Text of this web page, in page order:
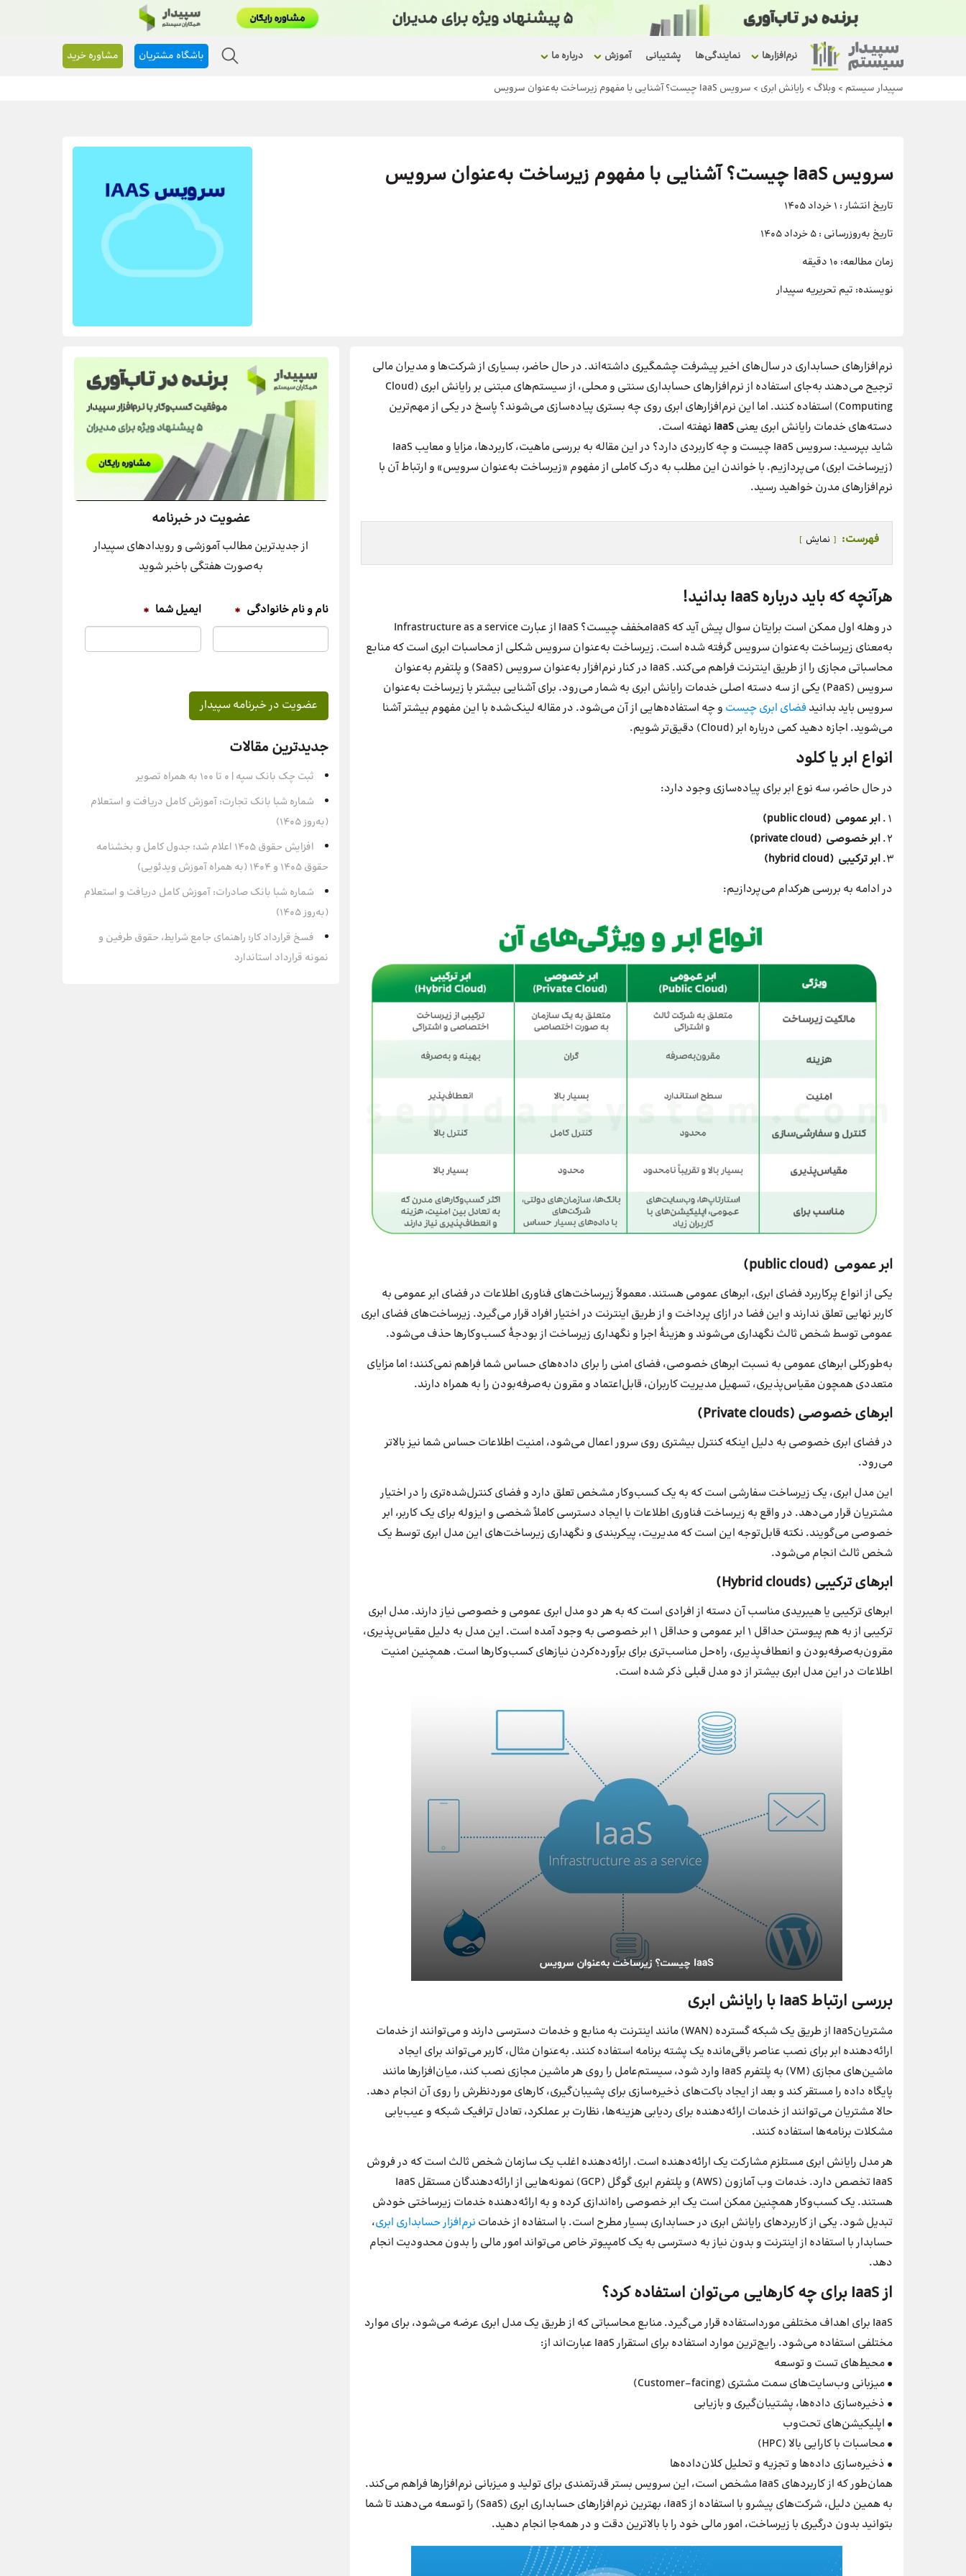
باشگاه مشتریان مشاوره خرید نرم‌افزارها نمایندگی‌ها پشتیبانی آموزش درباره ما
سپیدار سیستم > وبلاگ > رایانش ابری > سرویس IaaS چیست؟ آشنایی با مفهوم زیرساخت به‌عنوان سرویس
سرویس IaaS چیست؟ آشنایی با مفهوم زیرساخت به‌عنوان سرویس
تاریخ انتشار : 1 خرداد 1405
تاریخ به‌روزرسانی : 5 خرداد 1405
زمان مطالعه: 10 دقیقه
نویسنده: تیم تحریریه سپیدار
نرم‌افزارهای حسابداری در سال‌های اخیر پیشرفت چشمگیری داشته‌اند. در حال حاضر، بسیاری از شرکت‌ها و مدیران مالی
ترجیح می‌دهند به‌جای استفاده از نرم‌افزارهای حسابداری سنتی و محلی، از سیستم‌های مبتنی بر رایانش ابری (Cloud
Computing) استفاده کنند. اما این نرم‌افزارهای ابری روی چه بستری پیاده‌سازی می‌شوند؟ پاسخ در یکی از مهم‌ترین
دسته‌های خدمات رایانش ابری یعنیIaaS نهفته است.
شاید بپرسید: سرویس IaaS چیست و چه کاربردی دارد؟ در این مقاله به بررسی ماهیت، کاربردها، مزایا و معایب IaaS
(زیرساخت ابری) می‌پردازیم. با خواندن این مطلب به درک کاملی از مفهوم «زیرساخت به‌عنوان سرویس» و ارتباط آن با
نرم‌افزارهای مدرن خواهید رسید.
فهرست: نمایش
هرآنچه که باید درباره IaaS بدانید!
به‌معنای زیرساخت به‌عنوان سرویس گرفته شده است. زیرساخت به‌عنوان سرویس شکلی از محاسبات ابری است که منابع
محاسباتی مجازی را از طریق اینترنت فراهم می‌کند. IaaS در کنار نرم‌افزار به‌عنوان سرویس (SaaS) و پلتفرم به‌عنوان
سرویس (PaaS) یکی از سه دسته اصلی خدمات رایانش ابری به شمار می‌رود. برای آشنایی بیشتر با زیرساخت به‌عنوان
سرویس باید بدانید فضای ابری چیست و چه استفاده‌هایی از آن می‌شود. در مقاله لینک‌شده با این مفهوم بیشتر آشنا
می‌شوید. اجازه دهید کمی درباره ابر (Cloud) دقیق‌تر شویم.
انواع ابر یا کلود
در حال حاضر، سه نوع ابر برای پیاده‌سازی وجود دارد:
ابر عمومی (public cloud)
ابر خصوصی (private cloud)
ابر ترکیبی (hybrid cloud)
در ادامه به بررسی هرکدام می‌پردازیم:
ابر عمومی (public cloud)
یکی از انواع پرکاربرد فضای ابری، ابرهای عمومی هستند. معمولاً زیرساخت‌های فناوری اطلاعات در فضای ابر عمومی به
کاربر نهایی تعلق ندارند و این فضا در ازای پرداخت و از طریق اینترنت در اختیار افراد قرار می‌گیرد. زیرساخت‌های فضای ابری
عمومی توسط شخص ثالث نگهداری می‌شوند و هزینهٔ اجرا و نگهداری زیرساخت از بودجهٔ کسب‌وکارها حذف می‌شود.
به‌طورکلی ابرهای عمومی به نسبت ابرهای خصوصی، فضای امنی را برای داده‌های حساس شما فراهم نمی‌کنند؛ اما مزایای
متعددی همچون مقیاس‌پذیری، تسهیل مدیریت کاربران، قابل‌اعتماد و مقرون به‌صرفه‌بودن را به همراه دارند.
ابرهای خصوصی (Private clouds)
در فضای ابری خصوصی به دلیل اینکه کنترل بیشتری روی سرور اعمال می‌شود، امنیت اطلاعات حساس شما نیز بالاتر
می‌رود.
این مدل ابری، یک زیرساخت سفارشی است که به یک کسب‌وکار مشخص تعلق دارد و فضای کنترل‌شده‌تری را در اختیار
مشتریان قرار می‌دهد. در واقع به زیرساخت فناوری اطلاعات با ایجاد دسترسی کاملاً شخصی و ایزوله برای یک کاربر، ابر
خصوصی می‌گویند. نکته قابل‌توجه این است که مدیریت، پیکربندی و نگهداری زیرساخت‌های این مدل ابری توسط یک
شخص ثالث انجام می‌شود.
ابرهای ترکیبی (Hybrid clouds)
ابرهای ترکیبی یا هیبریدی مناسب آن دسته از افرادی است که به هر دو مدل ابری عمومی و خصوصی نیاز دارند. مدل ابری
ترکیبی از به هم پیوستن حداقل 1 ابر عمومی و حداقل 1 ابر خصوصی به وجود آمده است. این مدل به دلیل مقیاس‌پذیری،
مقرون‌به‌صرفه‌بودن و انعطاف‌پذیری، راه‌حل مناسب‌تری برای برآورده‌کردن نیازهای کسب‌وکارها است. همچنین امنیت
اطلاعات در این مدل ابری بیشتر از دو مدل قبلی ذکر شده است.
بررسی ارتباط IaaS با رایانش ابری
مشتریانIaaS از طریق یک شبکه گسترده (WAN) مانند اینترنت به منابع و خدمات دسترسی دارند و می‌توانند از خدمات
ارائه‌دهنده ابر برای نصب عناصر باقی‌مانده یک پشته برنامه استفاده کنند. به‌عنوان مثال، کاربر می‌تواند برای ایجاد
ماشین‌های مجازی (VM) به پلتفرم IaaS وارد شود، سیستم‌عامل را روی هر ماشین مجازی نصب کند، میان‌افزارها مانند
پایگاه داده را مستقر کند و بعد از ایجاد باکت‌های ذخیره‌سازی برای پشیبان‌گیری، کارهای موردنظرش را روی آن انجام دهد.
حالا مشتریان می‌توانند از خدمات ارائه‌دهنده برای ردیابی هزینه‌ها، نظارت بر عملکرد، تعادل ترافیک شبکه و عیب‌یابی
مشکلات برنامه‌ها استفاده کنند.
هر مدل رایانش ابری مستلزم مشارکت یک ارائه‌دهنده است. ارائه‌دهنده اغلب یک سازمان شخص ثالث است که در فروش
IaaS تخصص دارد. خدمات وب آمازون (AWS) و پلتفرم ابری گوگل (GCP) نمونه‌هایی از ارائه‌دهندگان مستقل IaaS
هستند. یک کسب‌وکار همچنین ممکن است یک ابر خصوصی راه‌اندازی کرده و به ارائه‌دهنده خدمات زیرساختی خودش
تبدیل شود. یکی از کاربردهای رایانش ابری در حسابداری بسیار مطرح است. با استفاده از خدمات نرم‌افزار حسابداری ابری،
حسابدار با استفاده از اینترنت و بدون نیاز به دسترسی به یک کامپیوتر خاص می‌تواند امور مالی را بدون محدودیت انجام
دهد.
از IaaS برای چه کارهایی می‌توان استفاده کرد؟
IaaS برای اهداف مختلفی مورداستفاده قرار می‌گیرد. منابع محاسباتی که از طریق یک مدل ابری عرضه می‌شود، برای موارد
مختلفی استفاده می‌شود. رایج‌ترین موارد استفاده برای استقرار IaaS عبارت‌اند از:
• محیط‌های تست و توسعه
• میزبانی وب‌سایت‌های سمت مشتری (Customer-facing)
• ذخیره‌سازی داده‌ها، پشتیبان‌گیری و بازیابی
• اپلیکیشن‌های تحت‌وب
• محاسبات با کارایی بالا (HPC)
• ذخیره‌سازی داده‌ها و تجزیه و تحلیل کلان‌داده‌ها
همان‌طور که از کاربردهای IaaS مشخص است، این سرویس بستر قدرتمندی برای تولید و میزبانی نرم‌افزارها فراهم می‌کند.
به همین دلیل، شرکت‌های پیشرو با استفاده از IaaS، بهترین نرم‌افزارهای حسابداری ابری (SaaS) را توسعه می‌دهند تا شما
بتوانید بدون درگیری با زیرساخت، امور مالی خود را با بالاترین دقت و در همه‌جا انجام دهید.
عضویت در خبرنامه
از جدیدترین مطالب آموزشی و رویدادهای سپیدار
به‌صورت هفتگی باخبر شوید
نام و نام خانوادگی * ایمیل شما *
جدیدترین مقالات
ثبت چک بانک سپه | ۰ تا ۱۰۰ به همراه تصویر
شماره شبا بانک تجارت: آموزش کامل دریافت و استعلام
(به‌روز ۱۴۰۵)
افزایش حقوق 1405 اعلام شد؛ جدول کامل و بخشنامه
حقوق 1405 و 1404 (به همراه آموزش ویدئویی)
شماره شبا بانک صادرات: آموزش کامل دریافت و استعلام
(به‌روز ۱۴۰۵)
فسخ قرارداد کار؛ راهنمای جامع شرایط، حقوق طرفین و
نمونه قرارداد استاندارد